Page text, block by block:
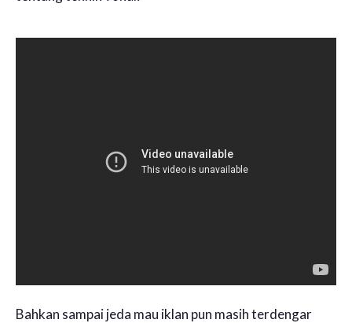
Bahkan sampai jeda mau iklan pun masih terdengar